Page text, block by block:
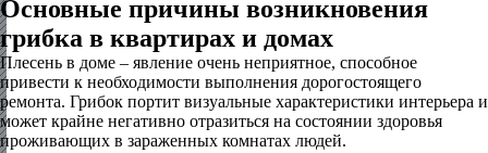
Основные причины возникновения
грибка в квартирах и домах
Плесень в доме – явление очень неприятное, способное
привести к необходимости выполнения дорогостоящего
ремонта. Грибок портит визуальные характеристики интерьера и
может крайне негативно отразиться на состоянии здоровья
проживающих в зараженных комнатах людей.